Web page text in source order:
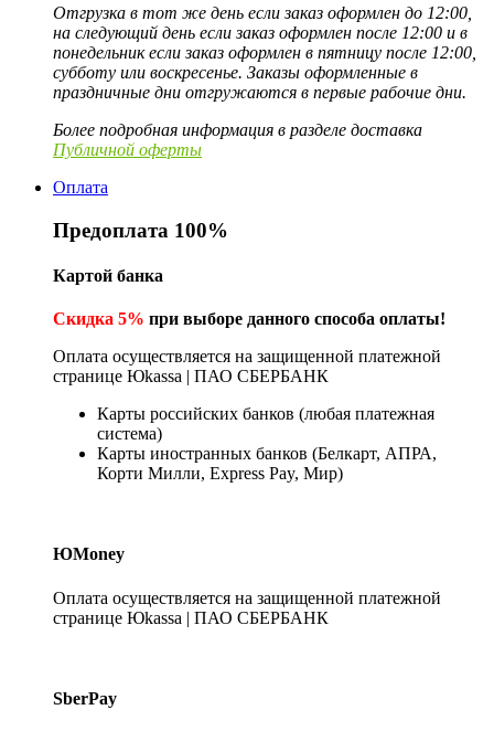
Отгрузка в тот же день если заказ оформлен до 12:00,
на следующий день если заказ оформлен после 12:00 и в
понедельник если заказ оформлен в пятницу после 12:00,
субботу или воскресенье. Заказы оформленные в
праздничные дни отгружаются в первые рабочие дни.
Более подробная информация в разделе доставка
Публичной оферты
Оплата
Предоплата 100%
Картой банка
Скидка 5% при выборе данного способа оплаты!
Оплата осуществляется на защищенной платежной
странице Юkassa | ПАО СБЕРБАНК
Карты российских банков (любая платежная
система)
Карты иностранных банков (Белкарт, АПРА,
Корти Милли, Express Pay, Мир)
ЮMoney
Оплата осуществляется на защищенной платежной
странице Юkassa | ПАО СБЕРБАНК
SberPay